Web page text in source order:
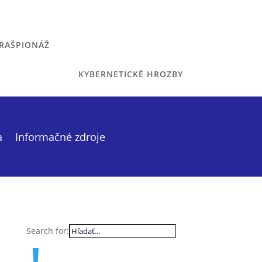
KYBERNETICKÉ HROZBY
Informačné zdroje
Search for: